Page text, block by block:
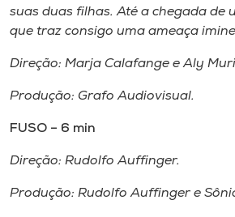
suas duas filhas. Até a chegada de
que traz consigo uma ameaça
Direção: Marja Calafange e Aly
Produção: Grafo Audiovisual.
FUSO – 6 min
Direção: Rudolfo Auffinger.
Produção: Rudolfo Auffinger e